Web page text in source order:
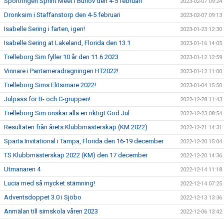
Dronksim i Staffanstorp den 4-5 februari 2023-02-07 09:13
Isabelle Sering i farten, igen! 2023-01-23 12:30
Isabelle Sering at Lakeland, Florida den 13.1 2023-01-16 14:05
Trelleborg Sim fyller 10 år den 11.6 2023 2023-01-12 12:59
Vinnare i Pantameradragningen HT2022! 2023-01-12 11:00
Trelleborg Sims Elitsimare 2022! 2023-01-04 15:50
Julpass för B- och C-gruppen! 2022-12-28 11:43
Trelleborg Sim önskar alla en riktigt God Jul 2022-12-23 08:54
Resultaten från årets Klubbmästerskap (KM 2022) 2022-12-21 14:31
Sparta Invitational i Tampa, Florida den 16-19 december 2022-12-20 15:04
TS Klubbmästerskap 2022 (KM) den 17 december 2022-12-20 14:36
Utmanaren 4 2022-12-14 11:18
Lucia med så mycket stämning! 2022-12-14 07:25
Adventsdoppet 3.0 i Sjöbo 2022-12-13 13:36
Anmälan till simskola våren 2023 2022-12-06 13:42